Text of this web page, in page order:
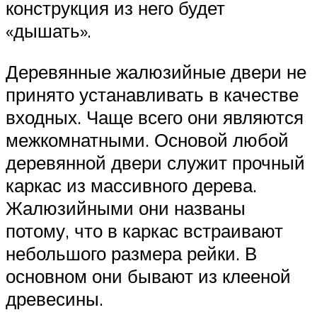
конструкция из него будет
«дышать».
Деревянные жалюзийные двери не
принято устанавливать в качестве
входных. Чаще всего они являются
межкомнатными. Основой любой
деревянной двери служит прочный
каркас из массивного дерева.
Жалюзийными они названы
потому, что в каркас встраивают
небольшого размера рейки. В
основном они бывают из клееной
древесины.